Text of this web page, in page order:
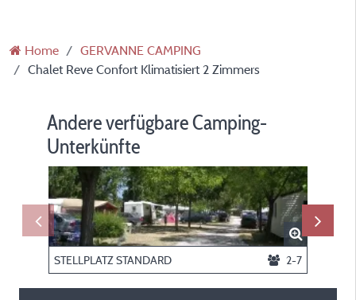
Home
GERVANNE CAMPING
Chalet Reve Confort Klimatisiert 2 Zimmers
Andere verfügbare Camping-
Unterkünfte
STELLPLATZ STANDARD 2-7